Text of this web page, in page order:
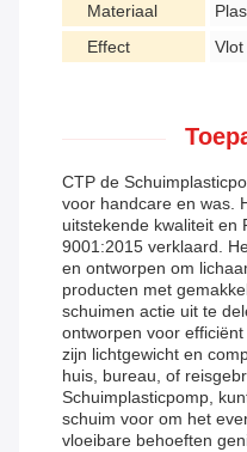
Materiaal
Effect
Vlot
CTP de
voor handcare en was.
uitstekende kwaliteit en
9001:2015 verklaard.
en ontworpen om
producten met
schuimen actie uit te
ontworpen voor
zijn lichtgewicht en
huis, bureau, of
Schuimplasticpomp,
schuim voor om het
vloeibare behoeften